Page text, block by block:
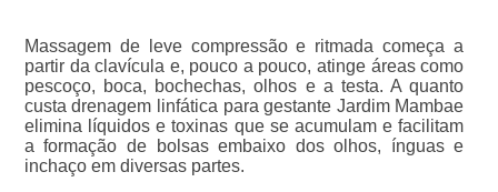
Massagem de leve compressão e ritmada começa a
partir da clavícula e, pouco a pouco, atinge áreas como
pescoço, boca, bochechas, olhos e a testa. A quanto
custa drenagem linfática para gestante Jardim Mambae
elimina líquidos e toxinas que se acumulam e facilitam
a formação de bolsas embaixo dos olhos, ínguas e
inchaço em diversas partes.